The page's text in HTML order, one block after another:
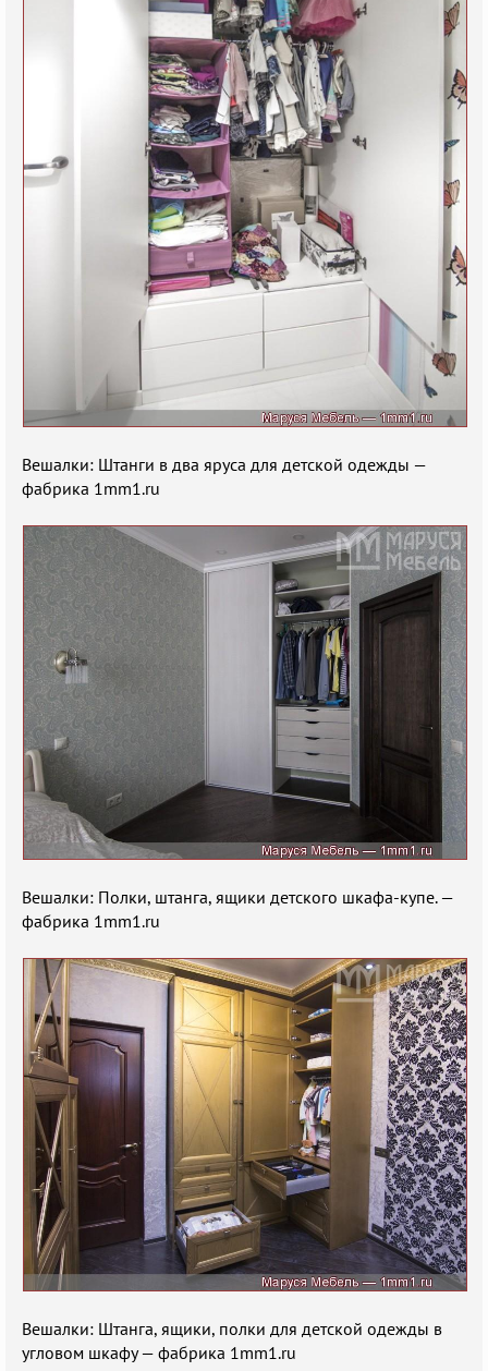
Вешалки: Штанги в два яруса для детской одежды —
фабрика 1mm1.ru
Вешалки: Полки, штанга, ящики детского шкафа-купе. —
фабрика 1mm1.ru
Вешалки: Штанга, ящики, полки для детской одежды в
угловом шкафу — фабрика 1mm1.ru